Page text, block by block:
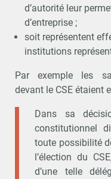
d’autorité leur
d’entreprise ;
soit représentent
institutions
Par exemple les
devant le CSE étaient
Dans sa
constitutionnel
toute possibilité
l’élection du
d’une telle